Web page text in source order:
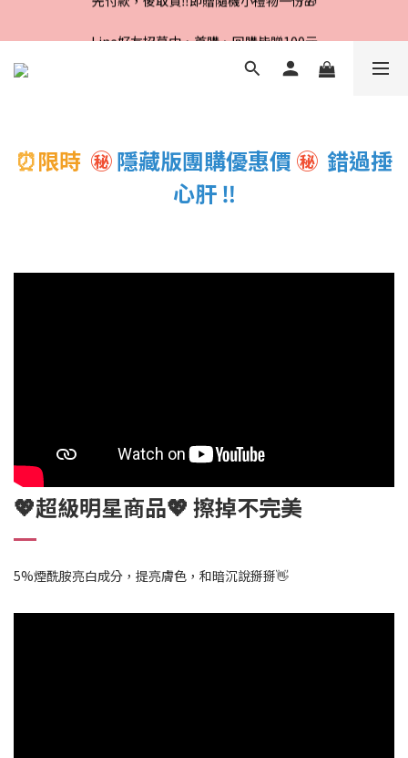
Line好友招募中，首購、回購皆贈100元
⏰限時 ㊙隱藏版團購優惠價 ㊙ 錯過捶
心肝 ‼
💖超級明星商品💖 擦掉不完美
5%煙酰胺亮白成分，提亮膚色，和暗沉說掰掰👋